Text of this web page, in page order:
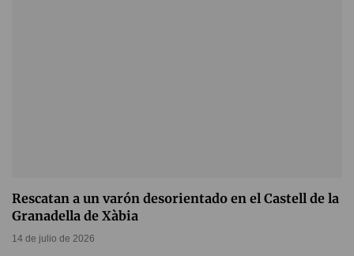
Rescatan a un varón desorientado en el Castell de la
Granadella de Xàbia
14 de julio de 2026